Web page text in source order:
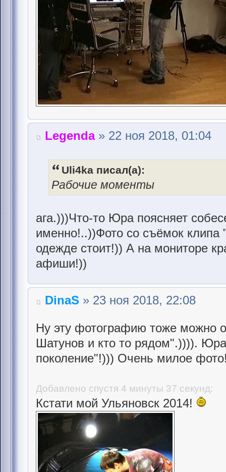
Legenda» 22 ноя 2018, 01:04
Uli4ka писал(а):
Рабочие моменты
ага.)))Что-то Юра поясняет
именно!..))Фото со съёмок
одежде стоит!)) А на мониторе
афиши!))
DinaS » 23 ноя 2018, 22:08
Ну эту фотографию тоже можно
Шатунов и кто то рядом".)))).
поколение"!))) Очень милое
Добавлено спустя 4 минуты 37 секунд:
Кстати мой Ульяновск 2014!